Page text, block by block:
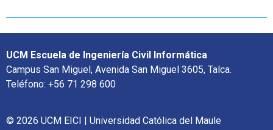
UCM Escuela de Ingeniería Civil Informática
Campus San Miguel, Avenida San Miguel 3605, Talca.
Teléfono: +56 71 298 600
© 2026 UCM EICI | Universidad Católica del Maule